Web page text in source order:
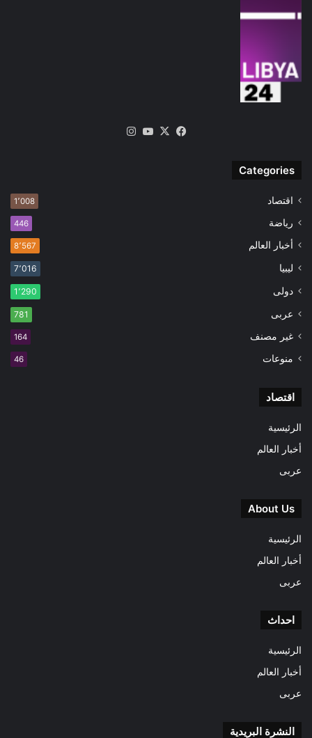
فيسبوك
‫X
‫YouTube
Categories
اقتصاد 1٬008
رياضة 446
أخبار العالم 8٬567
ليبيا 7٬016
دولى 1٬290
عربى 781
غير مصنف 164
منوعات 46
اقتصاد
الرئيسية
أخبار العالم
عربى
About Us
الرئيسية
أخبار العالم
عربى
احداث
الرئيسية
أخبار العالم
عربى
النشرة البريدية